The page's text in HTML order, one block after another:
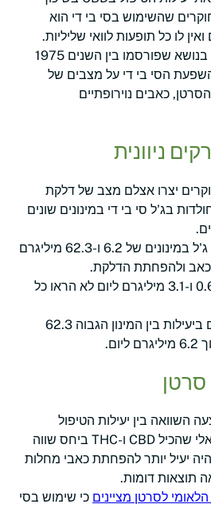
שהשימוש בסי בי די הוא
לו כל תופעות לוואי שליליות.
הסקירה הקיפה מחקרים בנושא שפורסמו בין השנים 1975
השפעת הסי בי די על מצבים של
כאבים נוירופתיים
ניוונית
יצרו אצלם מצב של דלקת
בג'ל סי בי די במינונים שונים
המחקר הראה כי מריחת ג'ל במינונים של 6.2 ו-62.3 מיליגרם
ולהפחתת הדלקת.
מינונים נמוכים יותר של 0.6 ו-3.1 מיליגרם ליום לא הראו כל
וכמו כן לא נמצאו הבדלים ביעילות בין המינון הגבוה 62.3
סרטן
השוואה בין יעילות הטיפול
באופיואידים לספריי אוראלי שהכיל CBD ו-THC ביחס שווה
יעיל יותר להפחתת כאבי מחלות
תוצאות דומות.
לסרטן מציינים כי שימוש בסי